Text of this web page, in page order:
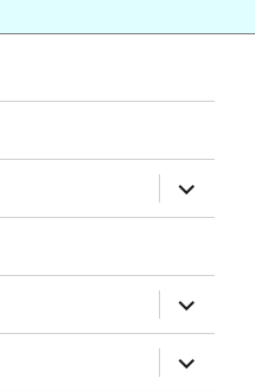
öffnen
öffnen
öffnen